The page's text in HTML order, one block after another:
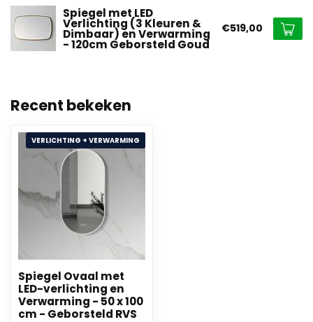
Spiegel met LED
Verlichting (3 Kleuren &
Dimbaar) en Verwarming
- 120cm Geborsteld Goud
€519,00
Recent bekeken
VERLICHTING + VERWARMING
Spiegel Ovaal met
LED-verlichting en
Verwarming - 50 x 100
cm - Geborsteld RVS